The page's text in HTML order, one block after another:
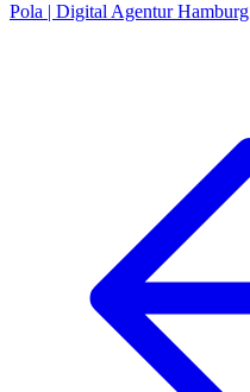
Pola | Digital Agentur Hamburg